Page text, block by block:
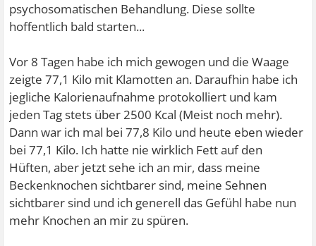
psychosomatischen Behandlung. Diese sollte
hoffentlich bald starten...
Vor 8 Tagen habe ich mich gewogen und die Waage
zeigte 77,1 Kilo mit Klamotten an. Daraufhin habe ich
jegliche Kalorienaufnahme protokolliert und kam
jeden Tag stets über 2500 Kcal (Meist noch mehr).
Dann war ich mal bei 77,8 Kilo und heute eben wieder
bei 77,1 Kilo. Ich hatte nie wirklich Fett auf den
Hüften, aber jetzt sehe ich an mir, dass meine
Beckenknochen sichtbarer sind, meine Sehnen
sichtbarer sind und ich generell das Gefühl habe nun
mehr Knochen an mir zu spüren.